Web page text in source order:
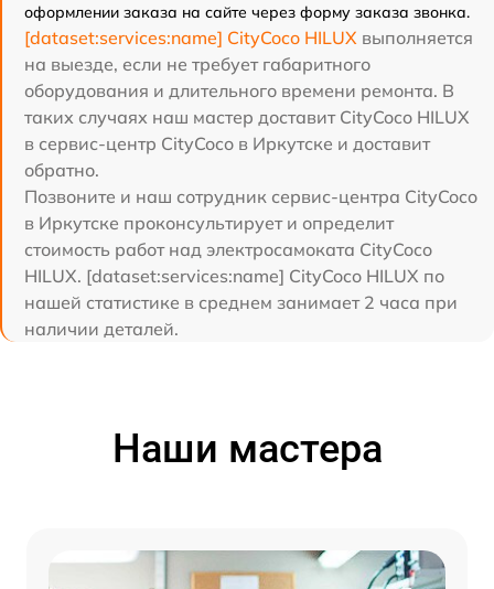
оформлении заказа на сайте через форму заказа звонка.
[dataset:services:name] CityCoco HILUX выполняется
на выезде, если не требует габаритного
оборудования и длительного времени ремонта. В
таких случаях наш мастер доставит CityCoco HILUX
в сервис-центр CityCoco в Иркутске и доставит
обратно.
Позвоните и наш сотрудник сервис-центра CityCoco
в Иркутске проконсультирует и определит
стоимость работ над электросамоката CityCoco
HILUX. [dataset:services:name] CityCoco HILUX по
нашей статистике в среднем занимает 2 часа при
наличии деталей.
Наши мастера